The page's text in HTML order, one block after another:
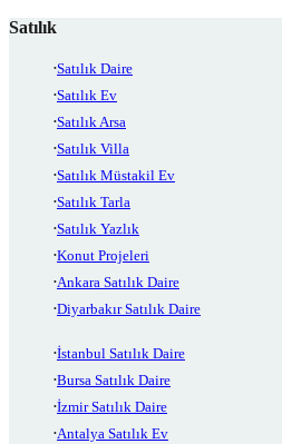
Satılık
Satılık Daire
Satılık Ev
Satılık Arsa
Satılık Villa
Satılık Müstakil Ev
Satılık Tarla
Satılık Yazlık
Konut Projeleri
Ankara Satılık Daire
Diyarbakır Satılık Daire
İstanbul Satılık Daire
Bursa Satılık Daire
İzmir Satılık Daire
Antalya Satılık Ev